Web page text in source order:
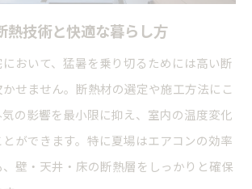
熱技術と快適な暮らし方
おいて、猛暑を乗り切るためには高い断
せません。断熱材の選定や施工方法にこ
の影響を最小限に抑え、室内の温度変化
ができます。特に夏場はエアコンの効率
壁・天井・床の断熱層をしっかりと確保